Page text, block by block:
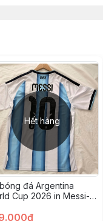
từ shop
Hết hàng
đá Argentina
Cup 2026 in Messi-
tem